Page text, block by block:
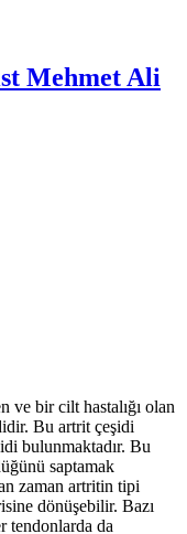
Mehmet Ali
ve bir cilt hastalığı olan
Bu artrit çeşidi
bulunmaktadır. Bu
saptamak
zaman artritin tipi
dönüşebilir. Bazı
tendonlarda da